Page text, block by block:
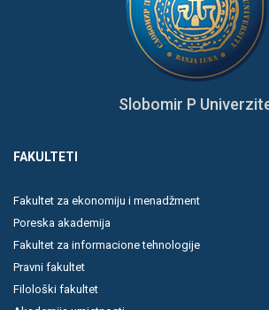
Slobomir P
FAKULTETI
Fakultet za ekonomiju i menadžment
Poreska akademija
Fakultet za informacione tehnologije
Pravni fakultet
Filološki fakultet